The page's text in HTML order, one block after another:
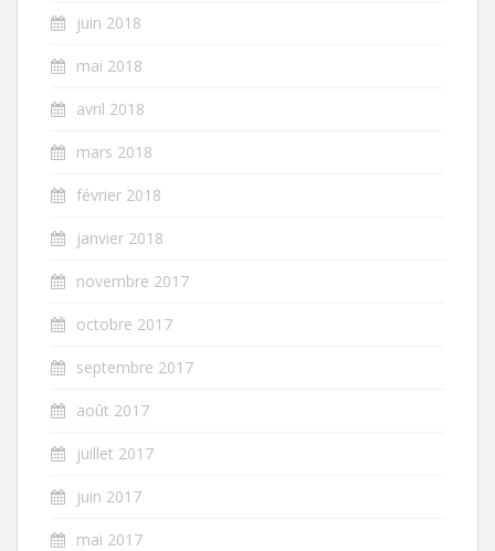
juin 2018
mai 2018
avril 2018
mars 2018
février 2018
janvier 2018
novembre 2017
octobre 2017
septembre 2017
août 2017
juillet 2017
juin 2017
mai 2017